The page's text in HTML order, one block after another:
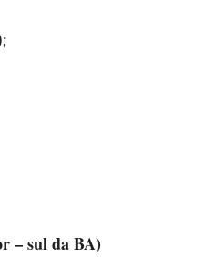
– sul da BA)